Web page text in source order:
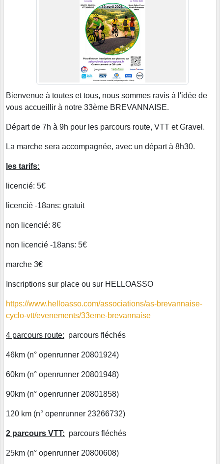
Bienvenue à toutes et tous, nous sommes ravis à l'idée de
vous accueillir à notre 33ème BREVANNAISE.
Départ de 7h à 9h pour les parcours route, VTT et Gravel.
La marche sera accompagnée, avec un départ à 8h30.
les tarifs:
licencié: 5€
licencié -18ans: gratuit
non licencié: 8€
non licencié -18ans: 5€
marche 3€
Inscriptions sur place ou sur HELLOASSO
https://www.helloasso.com/associations/as-brevannaise-
cyclo-vtt/evenements/33eme-brevannaise
4 parcours route: parcours fléchés
46km (n° openrunner 20801924)
60km (n° openrunner 20801948)
90km (n° openrunner 20801858)
120 km (n° openrunner 23266732)
2 parcours VTT: parcours fléchés
25km (n° openrunner 20800608)